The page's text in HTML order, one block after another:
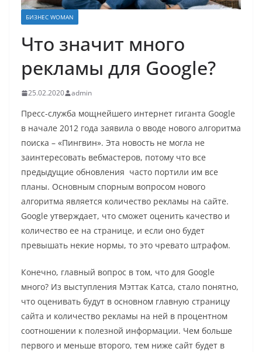
БИЗНЕС WOMAN
Что значит много
рекламы для Google?
25.02.2020 admin
Пресс-служба мощнейшего интернет гиганта Google
в начале 2012 года заявила о вводе нового алгоритма
поиска – «Пингвин». Эта новость не могла не
заинтересовать вебмастеров, потому что все
предыдущие обновления часто портили им все
планы. Основным спорным вопросом нового
алгоритма является количество рекламы на сайте.
Google утверждает, что сможет оценить качество и
количество ее на странице, и если оно будет
превышать некие нормы, то это чревато штрафом.
Конечно, главный вопрос в том, что для Google
много? Из выступления Мэттак Катса, стало понятно,
что оценивать будут в основном главную страницу
сайта и количество рекламы на ней в процентном
соотношении к полезной информации. Чем больше
первого и меньше второго, тем ниже сайт будет в